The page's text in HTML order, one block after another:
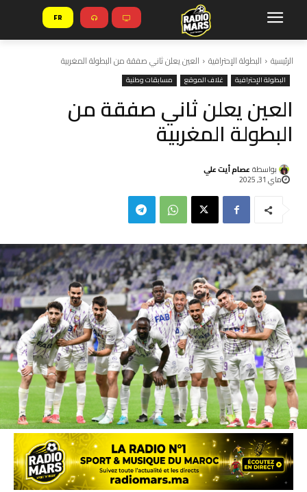
FR
الرئيسية البطولة الإحترافية العين يعلن ثاني صفقة من البطولة المغربية
البطولة الإحترافية غلاف الموقع مسابقات وطنية
العين يعلن ثاني صفقة من
البطولة المغربية
بواسطة عصام أيت علي
ماي 31, 2025